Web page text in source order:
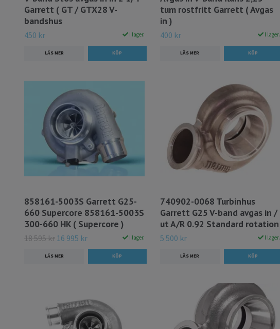
Garrett ( GT / GTX28 V-
bandshus
450 kr I lager.
LÄS MER
tum rostfritt Garrett ( Avgas
in )
400 kr I lager.
LÄS MER
858161-5003S Garrett G25-
660 Supercore 858161-5003S
300-660 HK ( Supercore )
18 595 kr 16 995 kr I lager.
LÄS MER
740902-0068 Turbinhus
Garrett G25 V-band avgas in /
ut A/R 0.92 Standard rotation
5 500 kr I lager.
LÄS MER